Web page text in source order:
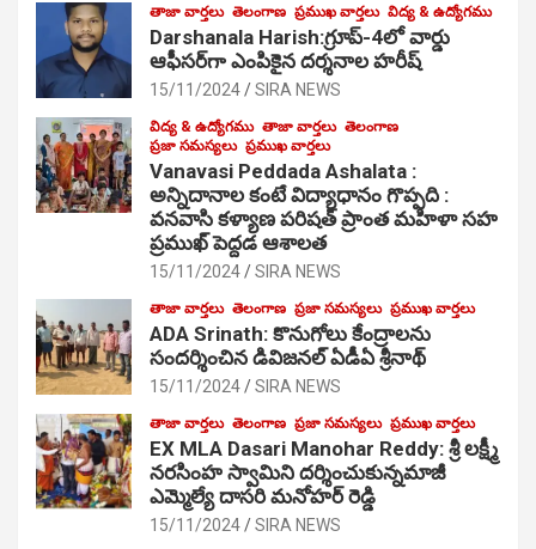
తాజా వార్తలు తెలంగాణ ప్రముఖ వార్తలు విద్య & ఉద్యోగము
Darshanala Harish:గ్రూప్-4లో వార్డు
ఆఫీసర్‌గా ఎంపికైన దర్శనాల హరీష్
15/11/2024 SIRA NEWS
విద్య & ఉద్యోగము తాజా వార్తలు తెలంగాణ
ప్రజా సమస్యలు ప్రముఖ వార్తలు
Vanavasi Peddada Ashalata :
అన్నిదానాల కంటే విద్యాధానం గొప్పది :
వనవాసి కళ్యాణ పరిషత్ ప్రాంత మహిళా సహ
ప్రముఖ్ పెద్దడ ఆశాలత
15/11/2024 SIRA NEWS
తాజా వార్తలు తెలంగాణ ప్రజా సమస్యలు ప్రముఖ వార్తలు
ADA Srinath: కొనుగోలు కేంద్రాల‌ను
సంద‌ర్శించిన డివిజనల్ ఏడీఏ శ్రీనాథ్
15/11/2024 SIRA NEWS
తాజా వార్తలు తెలంగాణ ప్రజా సమస్యలు ప్రముఖ వార్తలు
EX MLA Dasari Manohar Reddy: శ్రీ లక్ష్మీ
నరసింహ స్వామిని దర్శించుకున్నమాజీ
ఎమ్మెల్యే దాసరి మనోహర్ రెడ్డి
15/11/2024 SIRA NEWS